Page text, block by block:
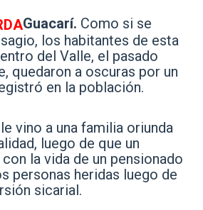
Guacarí. Como si se
los habitantes de esta
del Valle, el pasado
quedaron a oscuras por un
en la población.
vino a una familia oriunda
luego de que un
la vida de un pensionado
personas heridas luego de
sicarial.